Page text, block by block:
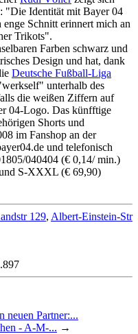
"Die Identität mit Bayer 04
Schnitt erinnert mich an
Trikots".
Farben schwarz und
Design und hat, dank
Deutsche Fußball-Liga
unterhalb des
die weißen Ziffern auf
04-Logo. Das künfftige
Shorts und
im Fanshop an der
und telefonisch
040404 (€ 0,14/ min.)
S-XXXL (€ 69,90)
129, Albert-Einstein-Str
neuen Partner:...
- A-M-... →